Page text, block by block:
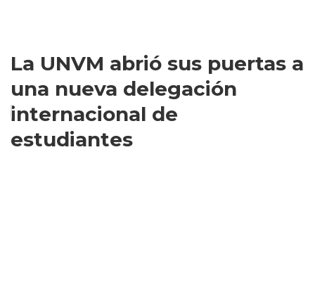
La UNVM abrió sus puertas a
una nueva delegación
internacional de
estudiantes